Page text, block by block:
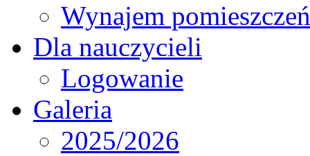
Wynajem pomieszczeń
Dla nauczycieli
Logowanie
Galeria
2025/2026